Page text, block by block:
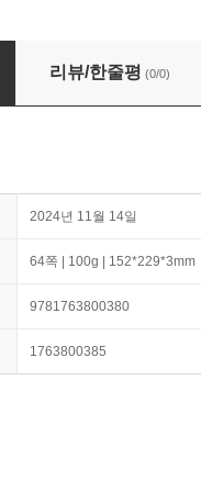
a Novel: Learn
리뷰/한줄평 (0/0)
2024년 11월 14일
64쪽 | 100g | 152*229*3mm
9781763800380
1763800385